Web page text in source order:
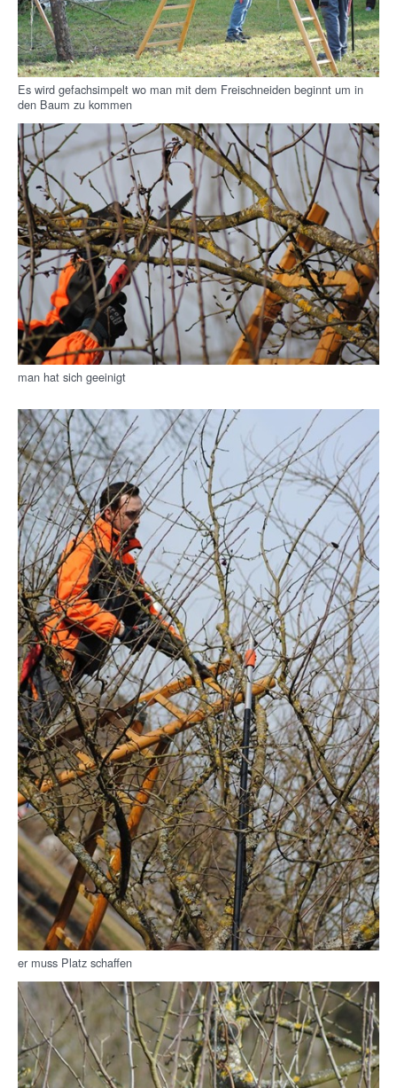
Es wird gefachsimpelt wo man mit dem Freischneiden beginnt um in
den Baum zu kommen
man hat sich geeinigt
er muss Platz schaffen